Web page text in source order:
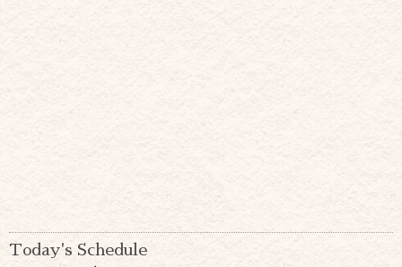
Today's Schedule